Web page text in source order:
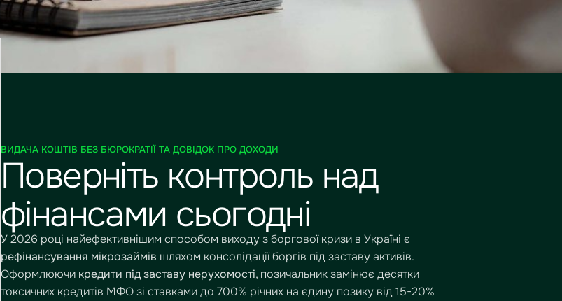
ВИДАЧА КОШТІВ БЕЗ БЮРОКРАТІЇ ТА ДОВІДОК ПРО ДОХОДИ
Поверніть контроль над
фінансами сьогодні
У 2026 році найефективнішим способом виходу з боргової кризи в Україні є
рефінансування мікрозаймів шляхом консолідації боргів під заставу активів.
Оформлюючи кредити під заставу нерухомості, позичальник замінює десятки
токсичних кредитів МФО зі ставками до 700% річних на єдину позику від 15-20%